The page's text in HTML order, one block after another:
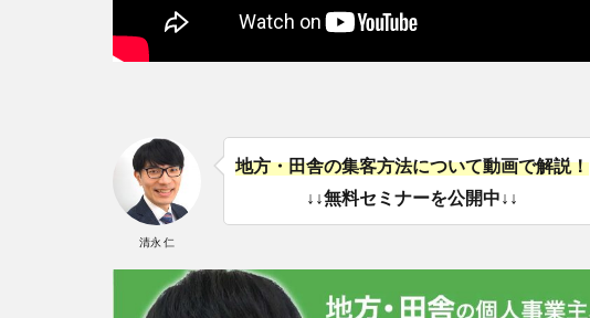
清永 仁
地方・田舎の集客方法について動画で解説！
↓↓無料セミナーを公開中↓↓